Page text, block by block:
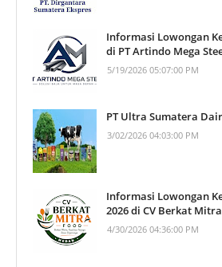
Informasi Lowongan
di PT Artindo Mega
5/19/2026 05:07:00 PM
PT Ultra Sumatera
3/02/2026 04:03:00 PM
Informasi Lowongan
2026 di CV Berkat
4/30/2026 04:36:00 PM